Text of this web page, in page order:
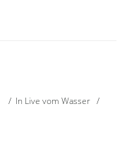
/ In Live vom Wasser /